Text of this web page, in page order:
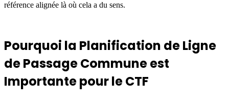
référence alignée là où cela a du sens.
Pourquoi la Planification de Ligne
de Passage Commune est
Importante pour le CTF